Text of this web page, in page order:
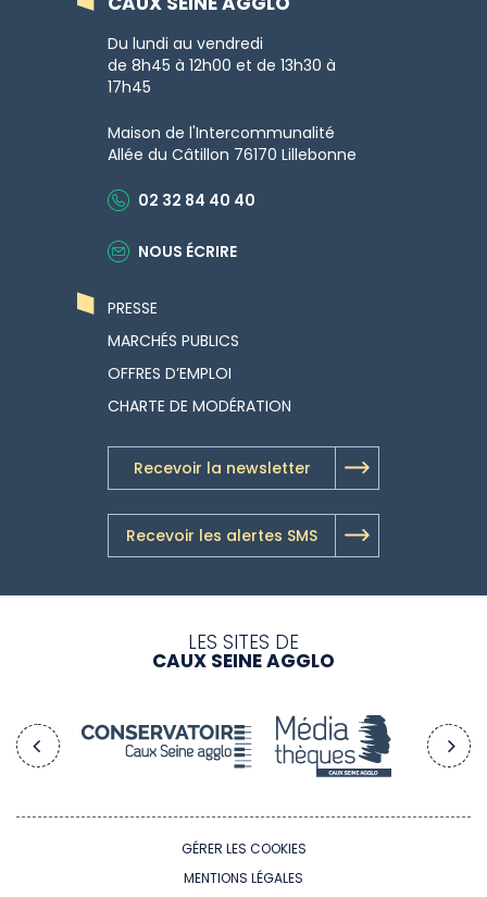
FACEBOOK
INSTAGRAM
LINKEDIN
Du lundi au vendredi
de 8h45 à 12h00 et de 13h30 à
17h45
Maison de l'Intercommunalité
Allée du Câtillon 76170 Lillebonne
02 32 84 40 40
NOUS ÉCRIRE
PRESSE
MARCHÉS PUBLICS
OFFRES D’EMPLOI
CHARTE DE MODÉRATION
Recevoir la newsletter
Recevoir les alertes SMS
LES SITES DE
CAUX SEINE AGGLO
GÉRER LES COOKIES
MENTIONS LÉGALES